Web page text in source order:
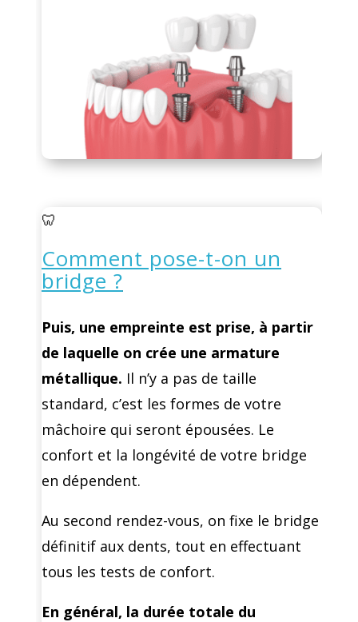
🦷
Comment pose-t-on un
bridge ?
Puis, une empreinte est prise, à partir
de laquelle on crée une armature
métallique. Il n’y a pas de taille
standard, c’est les formes de votre
mâchoire qui seront épousées. Le
confort et la longévité de votre bridge
en dépendent.
Au second rendez-vous, on fixe le bridge
définitif aux dents, tout en effectuant
tous les tests de confort.
En général, la durée totale du